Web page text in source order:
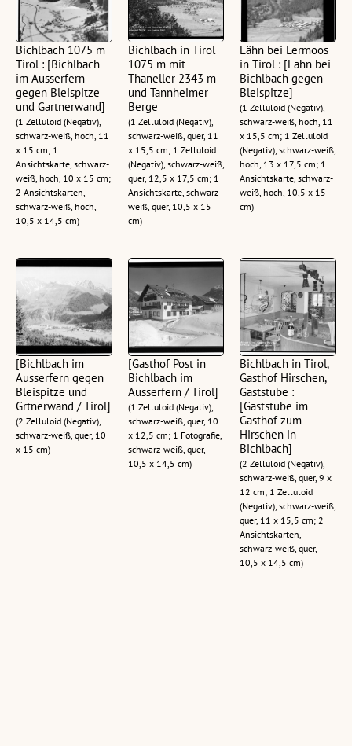
Bichlbach 1075 m
Tirol : [Bichlbach
im Ausserfern
gegen Bleispitze
und Gartnerwand]
(1 Zelluloid (Negativ),
schwarz-weiß, hoch, 11
x 15 cm; 1
Ansichtskarte, schwarz-
weiß, hoch, 10 x 15 cm;
2 Ansichtskarten,
schwarz-weiß, hoch,
10,5 x 14,5 cm)
Bichlbach in Tirol
1075 m mit
Thaneller 2343 m
und Tannheimer
Berge
(1 Zelluloid (Negativ),
schwarz-weiß, quer, 11
x 15,5 cm; 1 Zelluloid
(Negativ), schwarz-weiß,
quer, 12,5 x 17,5 cm; 1
Ansichtskarte, schwarz-
weiß, quer, 10,5 x 15
cm)
Lähn bei Lermoos
in Tirol : [Lähn bei
Bichlbach gegen
Bleispitze]
(1 Zelluloid (Negativ),
schwarz-weiß, hoch, 11
x 15,5 cm; 1 Zelluloid
(Negativ), schwarz-weiß,
hoch, 13 x 17,5 cm; 1
Ansichtskarte, schwarz-
weiß, hoch, 10,5 x 15
cm)
[Bichlbach im
Ausserfern gegen
Bleispitze und
Grtnerwand / Tirol]
(2 Zelluloid (Negativ),
schwarz-weiß, quer, 10
x 15 cm)
[Gasthof Post in
Bichlbach im
Ausserfern / Tirol]
(1 Zelluloid (Negativ),
schwarz-weiß, quer, 10
x 12,5 cm; 1 Fotografie,
schwarz-weiß, quer,
10,5 x 14,5 cm)
Bichlbach in Tirol,
Gasthof Hirschen,
Gaststube :
[Gaststube im
Gasthof zum
Hirschen in
Bichlbach]
(2 Zelluloid (Negativ),
schwarz-weiß, quer, 9 x
12 cm; 1 Zelluloid
(Negativ), schwarz-weiß,
quer, 11 x 15,5 cm; 2
Ansichtskarten,
schwarz-weiß, quer,
10,5 x 14,5 cm)